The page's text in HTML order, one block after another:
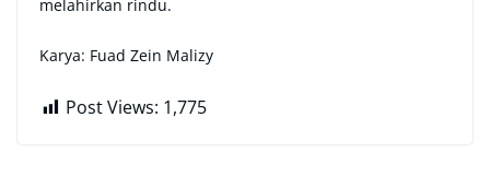
melahirkan rindu.
Karya: Fuad Zein Malizy
Post Views: 1,775